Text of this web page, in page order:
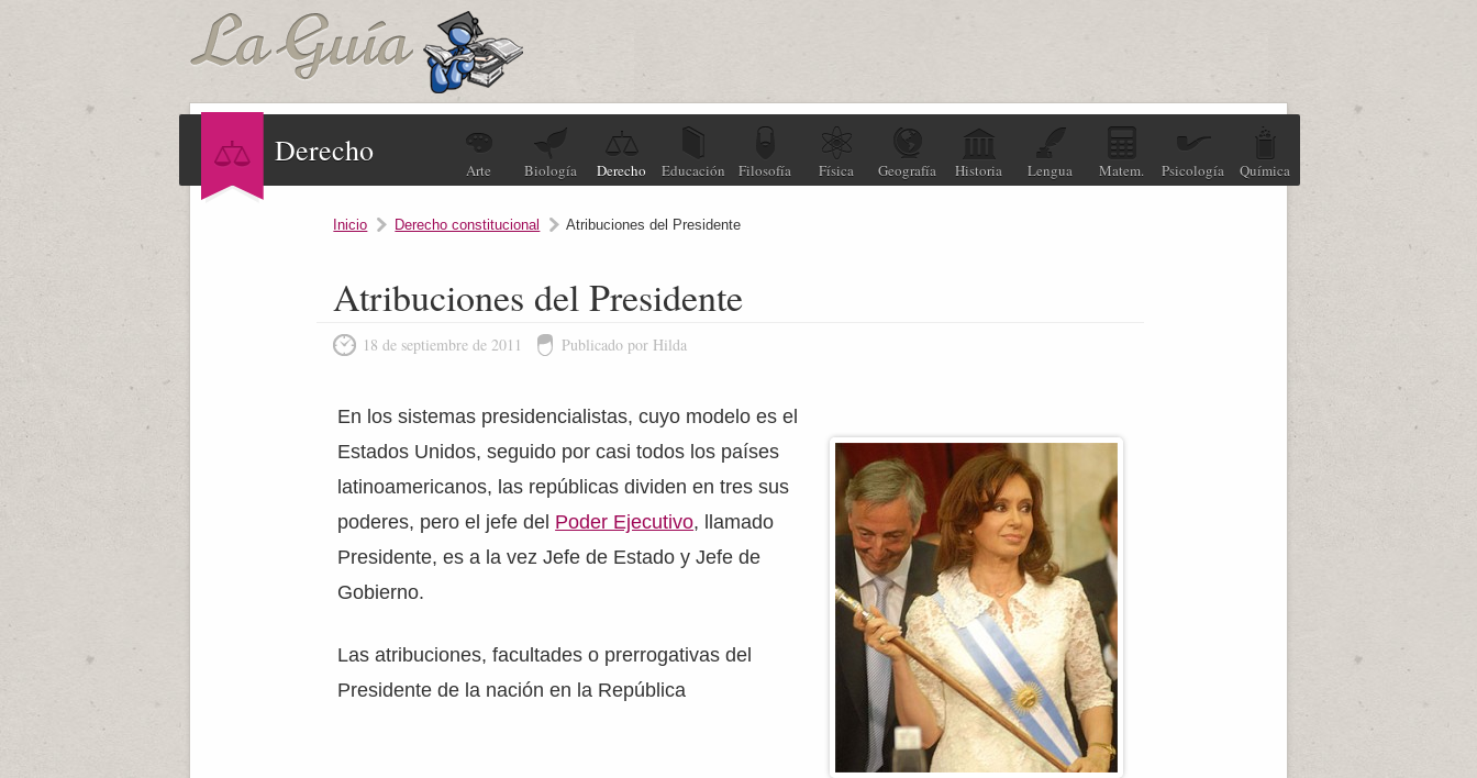
Derecho
Arte Biología Derecho Educación Filosofía Física Geografía Historia Lengua Matem. Psicología Química
Inicio Derecho constitucional Atribuciones del Presidente
Atribuciones del Presidente
18 de septiembre de 2011 Publicado por Hilda
En los sistemas presidencialistas, cuyo modelo es el
Estados Unidos, seguido por casi todos los países
latinoamericanos, las repúblicas dividen en tres sus
poderes, pero el jefe del Poder Ejecutivo, llamado
Presidente, es a la vez Jefe de Estado y Jefe de
Gobierno.
Las atribuciones, facultades o prerrogativas del
Presidente de la nación en la República